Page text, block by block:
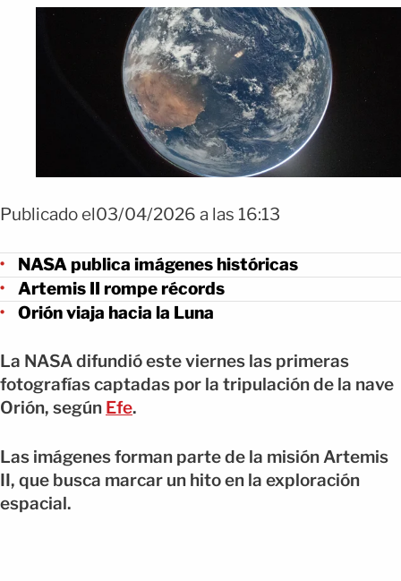
Publicado el03/04/2026 a las 16:13
NASA publica imágenes históricas
Artemis II rompe récords
Orión viaja hacia la Luna
La NASA difundió este viernes las primeras
fotografías captadas por la tripulación de la nave
Orión, según Efe.
Las imágenes forman parte de la misión Artemis
II, que busca marcar un hito en la exploración
espacial.